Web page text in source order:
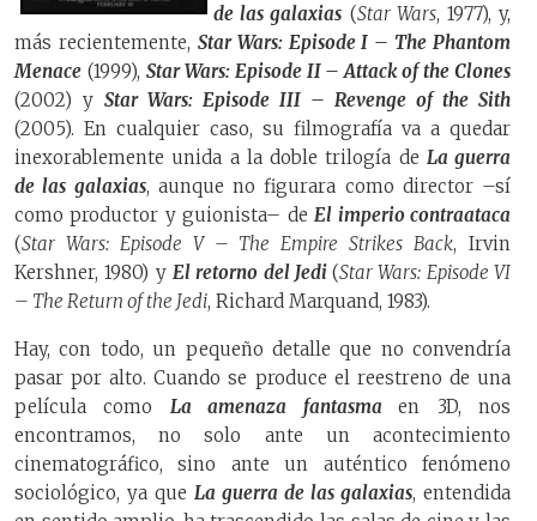
de las galaxias (Star Wars, 1977), y,
más recientemente, Star Wars: Episode I – The Phantom
Menace (1999), Star Wars: Episode II – Attack of the Clones
(2002) y Star Wars: Episode III – Revenge of the Sith
(2005). En cualquier caso, su filmografía va a quedar
inexorablemente unida a la doble trilogía de La guerra
de las galaxias, aunque no figurara como director –sí
como productor y guionista– de El imperio contraataca
(Star Wars: Episode V – The Empire Strikes Back, Irvin
Kershner, 1980) y El retorno del Jedi (Star Wars: Episode VI
– The Return of the Jedi, Richard Marquand, 1983).
Hay, con todo, un pequeño detalle que no convendría
pasar por alto. Cuando se produce el reestreno de una
película como La amenaza fantasma
en 3D, nos
encontramos, no solo ante un acontecimiento
cinematográfico, sino ante un auténtico fenómeno
sociológico, ya que La guerra de las galaxias, entendida